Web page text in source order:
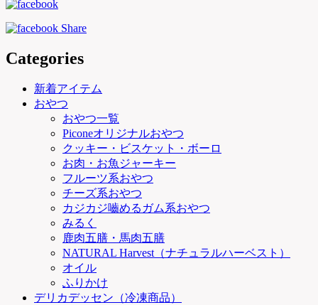
Categories
新着アイテム
おやつ
おやつ一覧
Piconeオリジナルおやつ
クッキー・ビスケット・ボーロ
お肉・お魚ジャーキー
フルーツ系おやつ
チーズ系おやつ
カジカジ嚙めるガム系おやつ
みるく
鹿肉五膳・馬肉五膳
NATURAL Harvest（ナチュラルハーベスト）
オイル
ふりかけ
デリカデッセン（冷凍商品）